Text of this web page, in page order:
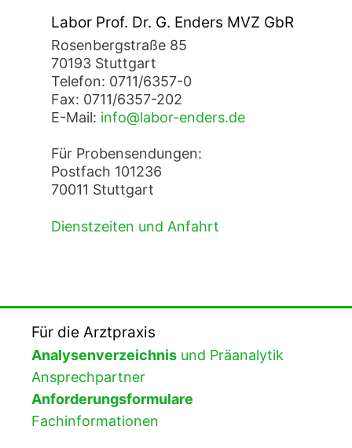
Labor Prof. Dr. G. Enders MVZ GbR
Rosenbergstraße 85
70193 Stuttgart
Telefon: 0711/6357-0
Fax: 0711/6357-202
E-Mail: info@labor-enders.de
Für Probensendungen:
Postfach 101236
70011 Stuttgart
Dienstzeiten und Anfahrt
Für die Arztpraxis
Analysenverzeichnis und Präanalytik
Ansprechpartner
Anforderungsformulare
Fachinformationen